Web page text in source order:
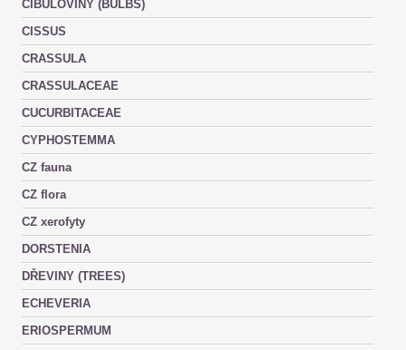
CIBULOVINY (BULBS)
CISSUS
CRASSULA
CRASSULACEAE
CUCURBITACEAE
CYPHOSTEMMA
CZ fauna
CZ flora
CZ xerofyty
DORSTENIA
DŘEVINY (TREES)
ECHEVERIA
ERIOSPERMUM